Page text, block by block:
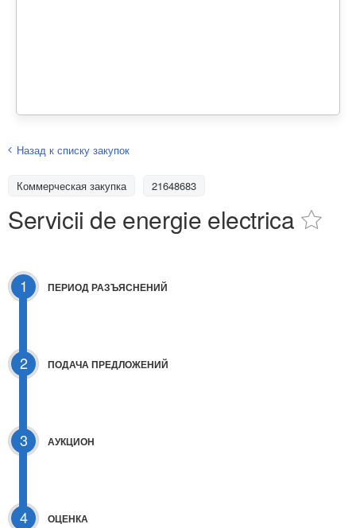
Назад к списку закупок
Коммерческая закупка 21648683
Servicii de energie electrica
1 ПЕРИОД РАЗЪЯСНЕНИЙ
2 ПОДАЧА ПРЕДЛОЖЕНИЙ
3 АУКЦИОН
4 ОЦЕНКА